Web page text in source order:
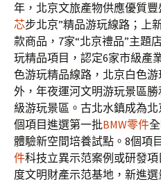
年，北京文旅產物供應優質豐
芯步北京”精品游玩線路；上
款商品，7家“北京禮品”主題
玩精品項目，認定6家市級產
色游玩精品線路，北京白色
外，年夜運河文明游玩景區勝
級游玩景區。古北水鎮成為
個項目進選第一批BMW零件
體驗新空間培養試點。8個項
件科技立異示范案例或研發
度文明財產示范基地，新進